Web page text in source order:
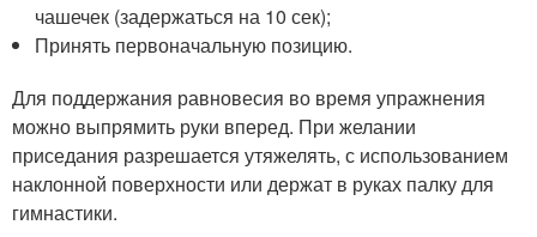
чашечек (задержаться на 10 сек);
Принять первоначальную позицию.
Для поддержания равновесия во время упражнения
можно выпрямить руки вперед. При желании
приседания разрешается утяжелять, с использованием
наклонной поверхности или держат в руках палку для
гимнастики.